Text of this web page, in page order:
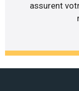
assurent